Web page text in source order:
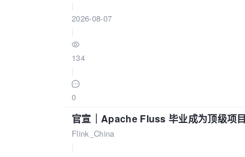
2026-08-07
134
0
官宣｜Apache Fluss 毕业成为顶级项
Flink_China